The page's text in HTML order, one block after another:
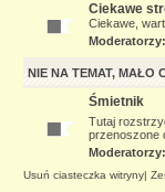
Ciekawe
Ciekawe,
Moderatorzy:
NIE NA TEMAT, MAŁO
Śmietnik
Tutaj
przenoszone
Moderatorzy:
Usuń ciasteczka witryny|